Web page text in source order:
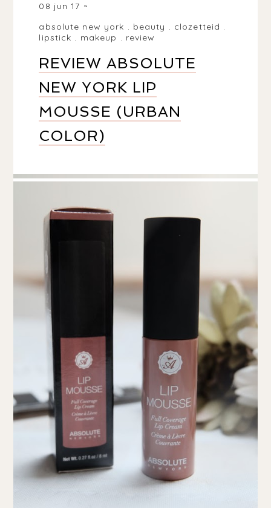
08 jun 17
absolute new york . beauty . clozetteid .
lipstick . makeup . review
REVIEW ABSOLUTE
NEW YORK LIP
MOUSSE (URBAN
COLOR)